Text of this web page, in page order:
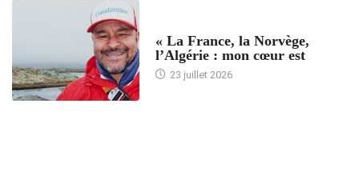
« La France, la Norvège,
l’Algérie : mon cœur est
23 juillet 2026